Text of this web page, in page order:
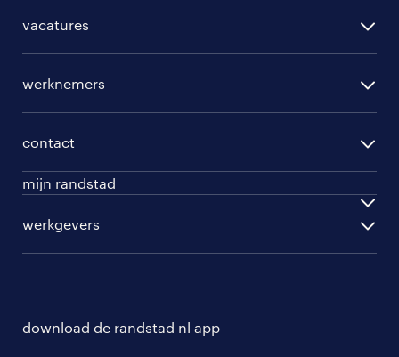
vacatures
per vakgebied
per topwerkgever
werknemers
english speakers
work for ukraine
contact
werknemers
werkgevers
mijn randstad
werkgevers
download de randstad nl app